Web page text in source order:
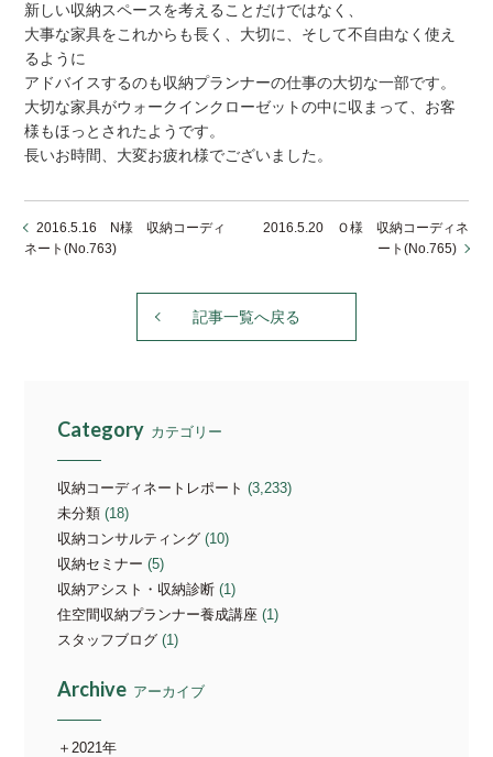
新しい収納スペースを考えることだけではなく、
大事な家具をこれからも長く、大切に、そして不自由なく使え
るように
アドバイスするのも収納プランナーの仕事の大切な一部です。
大切な家具がウォークインクローゼットの中に収まって、お客
様もほっとされたようです。
長いお時間、大変お疲れ様でございました。
2016.5.16 N様 収納コーディ
ネート(No.763)
2016.5.20 Ｏ様 収納コーディネ
ート(No.765)
記事一覧へ戻る
Category カテゴリー
収納コーディネートレポート (3,233)
未分類 (18)
収納コンサルティング (10)
収納セミナー (5)
収納アシスト・収納診断 (1)
住空間収納プランナー養成講座 (1)
スタッフブログ (1)
Archive アーカイブ
2021年